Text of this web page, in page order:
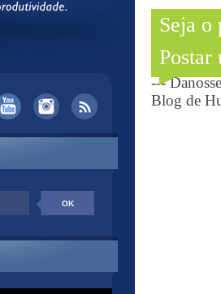
Seja o
Postar
---
Blog de